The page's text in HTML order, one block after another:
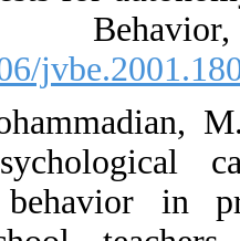
[DOI:10.1006/
13. Gol
role of
citizenship